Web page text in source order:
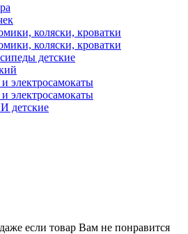
коляски, кроватки
коляски, кроватки
детские
электросамокаты
электросамокаты
если товар Вам не понравится